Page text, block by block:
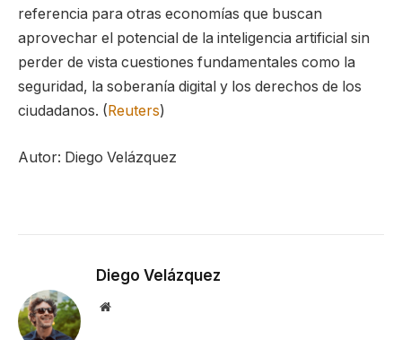
referencia para otras economías que buscan
aprovechar el potencial de la inteligencia artificial sin
perder de vista cuestiones fundamentales como la
seguridad, la soberanía digital y los derechos de los
ciudadanos. ( Reuters)
Autor: Diego Velázquez
Diego Velázquez
Website